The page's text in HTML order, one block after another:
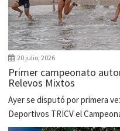
20 julio, 2026
Primer campeonato
Relevos Mixtos
Ayer se disputó por primera
Deportivos TRICV el